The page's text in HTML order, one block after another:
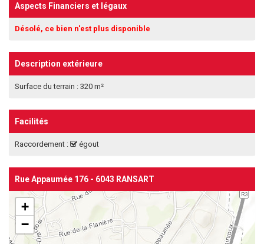
Aspects Financiers et légaux
Désolé, ce bien n'est plus disponible
Description extérieure
Surface du terrain : 320 m²
Facilités
Raccordement : égout
Rue Appaumée 176 - 6043 RANSART
+
−